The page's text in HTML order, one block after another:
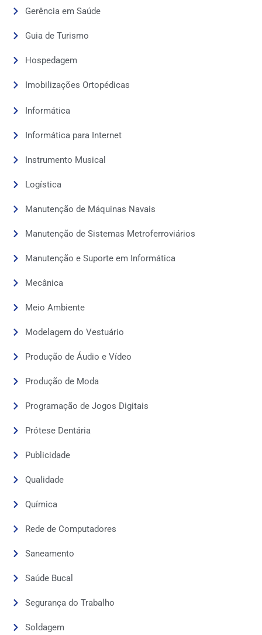
Gerência em Saúde
Guia de Turismo
Hospedagem
Imobilizações Ortopédicas
Informática
Informática para Internet
Instrumento Musical
Logística
Manutenção de Máquinas Navais
Manutenção de Sistemas Metroferroviários
Manutenção e Suporte em Informática
Mecânica
Meio Ambiente
Modelagem do Vestuário
Produção de Áudio e Vídeo
Produção de Moda
Programação de Jogos Digitais
Prótese Dentária
Publicidade
Qualidade
Química
Rede de Computadores
Saneamento
Saúde Bucal
Segurança do Trabalho
Soldagem